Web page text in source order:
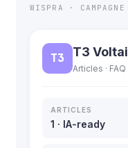
WISPRA ·
T3 T3
Articles ·
ARTICLES
1 · IA-ready